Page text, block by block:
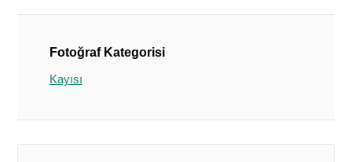
Fotoğraf Kategorisi
Kayısı